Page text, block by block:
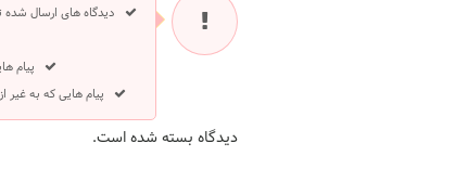
دیدگاه های ارسال
پیام
پیام هایی که به غیر
دیدگاه بسته شده است.